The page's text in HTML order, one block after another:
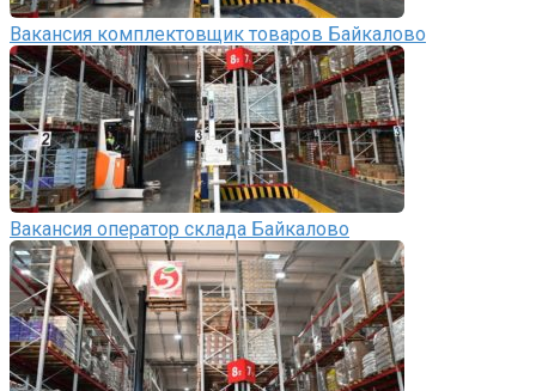
Вакансия комплектовщик товаров Байкалово
Вакансия оператор склада Байкалово